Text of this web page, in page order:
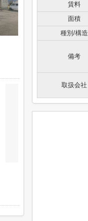
賃料
面積
種別/構造
備考
取扱会社